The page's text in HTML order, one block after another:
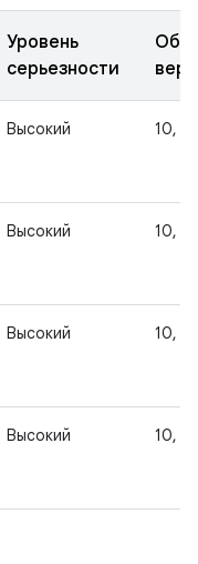
Уровень
серьезности
Высокий 10,
Высокий 10,
Высокий 10,
Высокий 10,